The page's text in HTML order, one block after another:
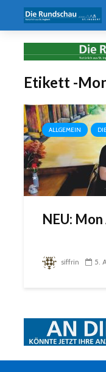
Etikett -
ALLGEMEIN
NEU:
siffrin 5.